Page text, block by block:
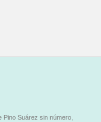
Pino Suárez sin número,